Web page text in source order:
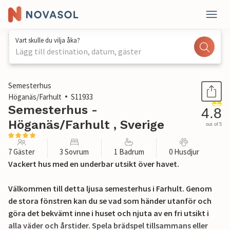
Vart skulle du vilja åka?
Lägg till destination, datum, gäster
1 / 19
Semesterhus
Höganäs/Farhult
S11933
Semesterhus -
Höganäs/Farhult , Sverige
4.8
out of 5
7 Gäster 3 Sovrum 1 Badrum 0 Husdjur
Vackert hus med en underbar utsikt över havet.
Välkommen till detta ljusa semesterhus i Farhult. Genom
de stora fönstren kan du se vad som händer utanför och
göra det bekvämt inne i huset och njuta av en fri utsikt i
alla väder och årstider. Spela brädspel tillsammans eller